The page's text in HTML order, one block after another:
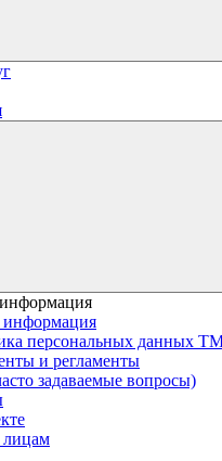
персональных данных
и регламенты
задаваемые вопросы)